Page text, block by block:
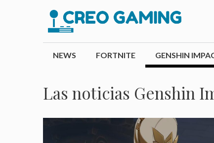
contenido
NEWS FORTNITE GENSHIN
Las noticias Genshin